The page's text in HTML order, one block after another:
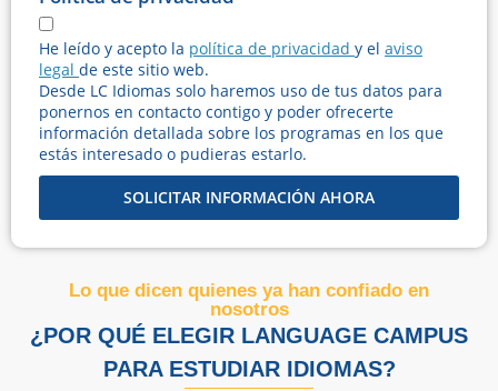
He leído y acepto la política de privacidad y el aviso
legal de este sitio web.
Desde LC Idiomas solo haremos uso de tus datos para
ponernos en contacto contigo y poder ofrecerte
información detallada sobre los programas en los que
estás interesado o pudieras estarlo.
SOLICITAR INFORMACIÓN AHORA
Lo que dicen quienes ya han confiado en
nosotros
¿POR QUÉ ELEGIR LANGUAGE CAMPUS
PARA ESTUDIAR IDIOMAS?